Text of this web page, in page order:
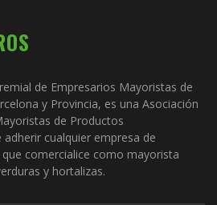
de Empresarios Mayoristas de
y Provincia, es una Asociación
de Productos
cualquier empresa de
comercialice como mayorista
y hortalizas.